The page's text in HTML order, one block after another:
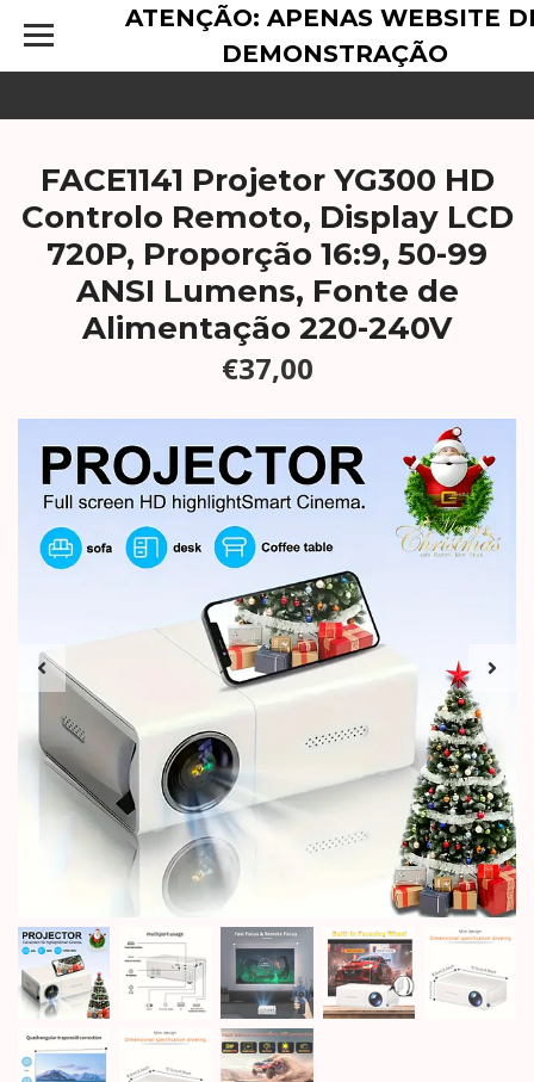
ATENÇÃO: APENAS WEBSITE
DEMONSTRAÇÃO
FACE1141 Projetor YG300 HD
Controlo Remoto, Display LCD
720P, Proporção 16:9, 50-99
ANSI Lumens, Fonte de
Alimentação 220-240V
€37,00